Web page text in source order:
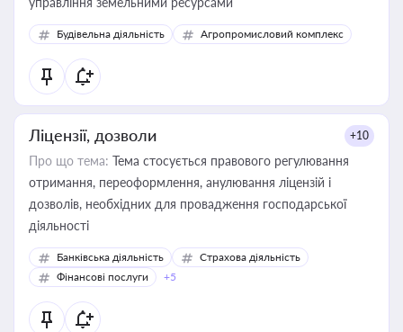
Будівельна діяльність Агропромисловий комплекс
Ліцензії, дозволи +10
Про що тема: Тема стосується правового регулювання
отримання, переоформлення, анулювання ліцензій і
дозволів, необхідних для провадження господарської
діяльності
Банківська діяльність
Страхова діяльність
Фінансові послуги
+5